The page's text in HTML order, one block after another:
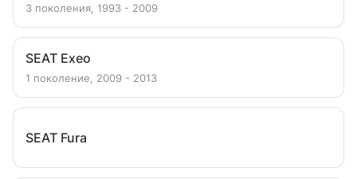
3 поколения, 1993 - 2009
SEAT Exeo
1 поколение, 2009 - 2013
SEAT Fura